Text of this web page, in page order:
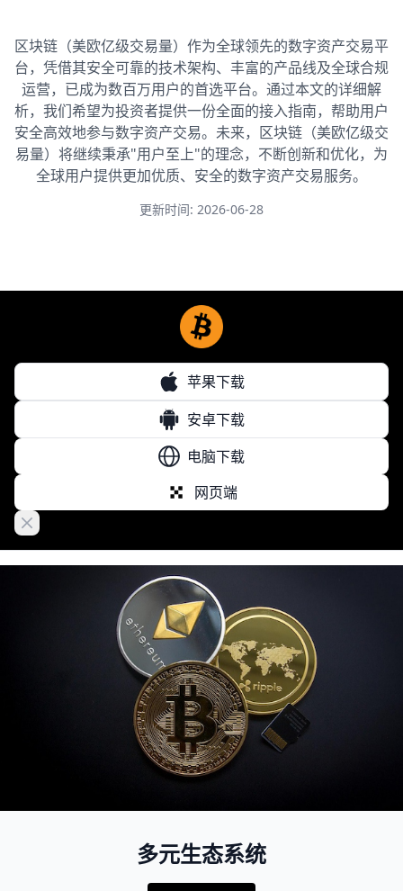
区块链（美欧亿级交易量）作为全球领先的数字资产交易平
台，凭借其安全可靠的技术架构、丰富的产品线及全球合规
运营，已成为数百万用户的首选平台。通过本文的详细解
析，我们希望为投资者提供一份全面的接入指南，帮助用户
安全高效地参与数字资产交易。未来，区块链（美欧亿级交
易量）将继续秉承"用户至上"的理念，不断创新和优化，为
全球用户提供更加优质、安全的数字资产交易服务。
更新时间: 2026-06-28
苹果下载
安卓下载
电脑下载
网页端
Close banner
多元生态系统